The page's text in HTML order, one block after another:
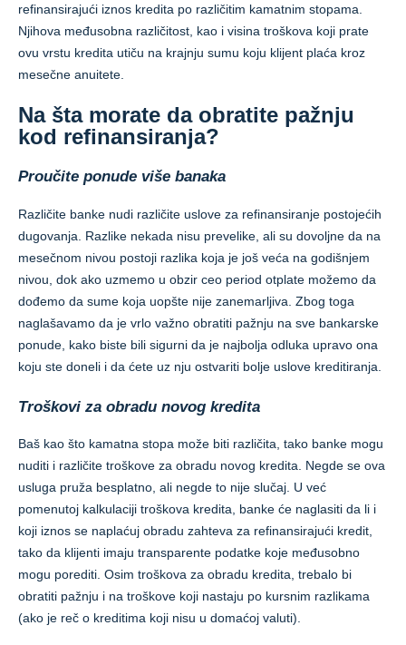
refinansirajući iznos kredita po različitim kamatnim stopama.
Njihova međusobna različitost, kao i visina troškova koji prate
ovu vrstu kredita utiču na krajnju sumu koju klijent plaća kroz
mesečne anuitete.
Na šta morate da obratite pažnju
kod refinansiranja?
Proučite ponude više banaka
Različite banke nudi različite uslove za refinansiranje postojećih
dugovanja. Razlike nekada nisu prevelike, ali su dovoljne da na
mesečnom nivou postoji razlika koja je još veća na godišnjem
nivou, dok ako uzmemo u obzir ceo period otplate možemo da
dođemo da sume koja uopšte nije zanemarljiva. Zbog toga
naglašavamo da je vrlo važno obratiti pažnju na sve bankarske
ponude, kako biste bili sigurni da je najbolja odluka upravo ona
koju ste doneli i da ćete uz nju ostvariti bolje uslove kreditiranja.
Troškovi za obradu novog kredita
Baš kao što kamatna stopa može biti različita, tako banke mogu
nuditi i različite troškove za obradu novog kredita. Negde se ova
usluga pruža besplatno, ali negde to nije slučaj. U već
pomenutoj kalkulaciji troškova kredita, banke će naglasiti da li i
koji iznos se naplaćuj obradu zahteva za refinansirajući kredit,
tako da klijenti imaju transparente podatke koje međusobno
mogu porediti. Osim troškova za obradu kredita, trebalo bi
obratiti pažnju i na troškove koji nastaju po kursnim razlikama
(ako je reč o kreditima koji nisu u domaćoj valuti).